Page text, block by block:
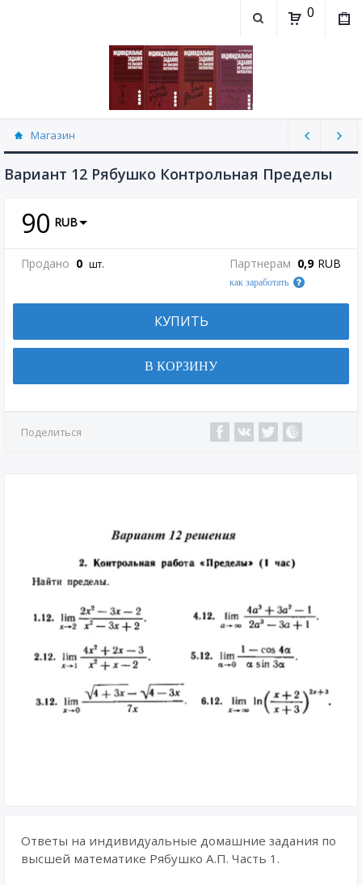
0
Магазин
Контрольная работа "Пределы" Рябушко
Вариант 12 Рябушко Контрольная Пределы
90 RUB
Продано 0 шт. Партнерам 0,9 RUB
как заработать
КУПИТЬ
В КОРЗИНУ
Поделиться
Ответы на индивидуальные домашние задания по
высшей математике Рябушко А.П. Часть 1.